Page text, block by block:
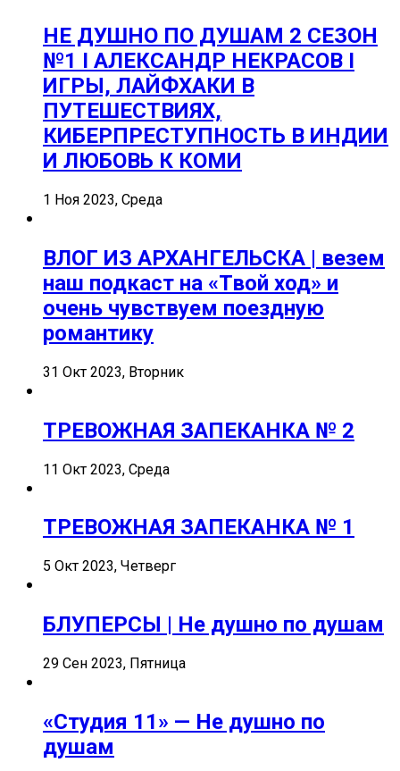
НЕ ДУШНО ПО ДУШАМ 2 СЕЗОН
№1 I АЛЕКСАНДР НЕКРАСОВ I
ИГРЫ, ЛАЙФХАКИ В
ПУТЕШЕСТВИЯХ,
КИБЕРПРЕСТУПНОСТЬ В ИНДИИ
И ЛЮБОВЬ К КОМИ
1 Ноя 2023, Среда
ВЛОГ ИЗ АРХАНГЕЛЬСКА | везем
наш подкаст на «Твой ход» и
очень чувствуем поездную
романтику
31 Окт 2023, Вторник
ТРЕВОЖНАЯ ЗАПЕКАНКА № 2
11 Окт 2023, Среда
ТРЕВОЖНАЯ ЗАПЕКАНКА № 1
5 Окт 2023, Четверг
БЛУПЕРСЫ | Не душно по душам
29 Сен 2023, Пятница
«Студия 11» — Не душно по
душам